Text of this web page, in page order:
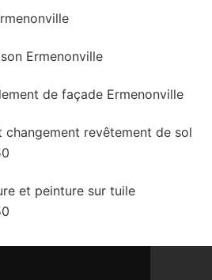
Ermenonville
de façade Ermenonville
changement revêtement de sol
et peinture sur tuile